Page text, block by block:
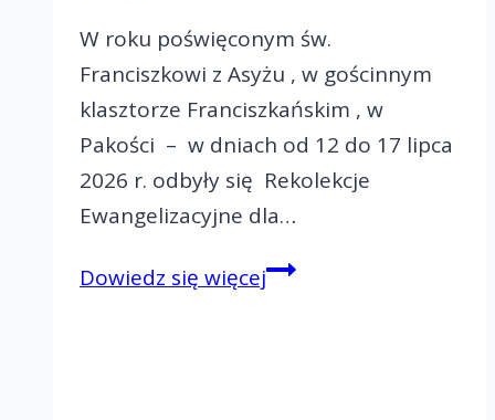
W roku poświęconym św.
Franciszkowi z Asyżu , w gościnnym
klasztorze Franciszkańskim , w
Pakości – w dniach od 12 do 17 lipca
2026 r. odbyły się Rekolekcje
Ewangelizacyjne dla…
Dowiedz się więcejRekolekcje